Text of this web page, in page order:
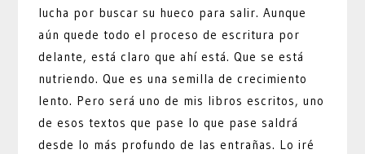
lucha por buscar su hueco para salir. Aunque
aún quede todo el proceso de escritura por
delante, está claro que ahí está. Que se está
nutriendo. Que es una semilla de crecimiento
lento. Pero será uno de mis libros escritos, uno
de esos textos que pase lo que pase saldrá
desde lo más profundo de las entrañas. Lo iré